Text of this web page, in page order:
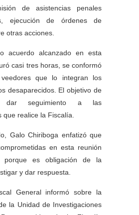
de asistencias penales
ejecución de órdenes de
otras acciones.
acuerdo alcanzado en esta
casi tres horas, se conformó
que lo integran los
desaparecidos. El objetivo de
dar seguimiento a las
que realice la Fiscalía.
Galo Chiriboga enfatizó que
en esta reunión
porque es obligación de la
y dar respuesta.
General informó sobre la
la Unidad de Investigaciones